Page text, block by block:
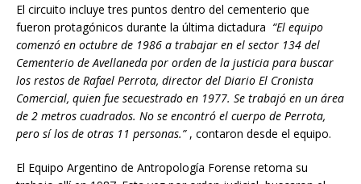
El circuito incluye tres puntos dentro del cementerio que
fueron protagónicos durante la última dictadura “El equipo
comenzó en octubre de 1986 a trabajar en el sector 134 del
Cementerio de Avellaneda por orden de la justicia para buscar
los restos de Rafael Perrota, director del Diario El Cronista
Comercial, quien fue secuestrado en 1977. Se trabajó en un área
de 2 metros cuadrados. No se encontró el cuerpo de Perrota,
pero sí los de otras 11 personas.”, contaron desde el equipo.
El Equipo Argentino de Antropología Forense retoma su